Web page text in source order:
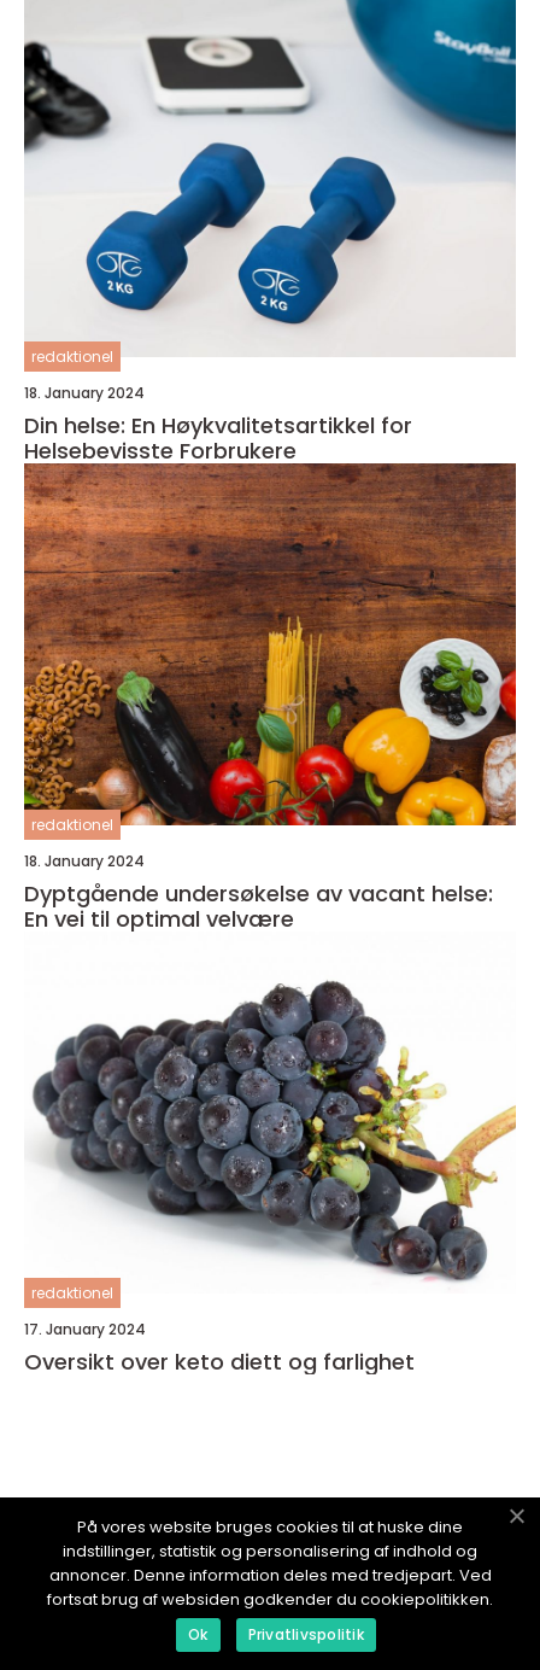
redaktionel
18. January 2024
Din helse: En Høykvalitetsartikkel for
Helsebevisste Forbrukere
redaktionel
18. January 2024
Dyptgående undersøkelse av vacant helse:
En vei til optimal velvære
redaktionel
17. January 2024
Oversikt over keto diett og farlighet
På vores website bruges cookies til at huske dine
indstillinger, statistik og personalisering af indhold og
annoncer. Denne information deles med tredjepart. Ved
fortsat brug af websiden godkender du cookiepolitikken.
Ok Privatlivspolitik